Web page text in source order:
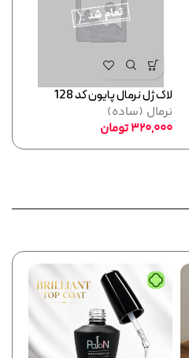
لاک ژل نرمال پایون کد 128
نرمال (ساده)
320,000تومان